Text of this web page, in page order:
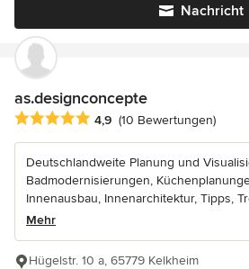
Nachricht
as.designconcepte
Durchschnittliche Bewertung: 4.9 von
4,9 (10 Bewertungen)
Deutschlandweite Planung und
Badmodernisierungen,
Innenausbau, Innenarchitektur, Tipps,
Mehr
Hügelstr. 10 a, 65779 Kelkheim